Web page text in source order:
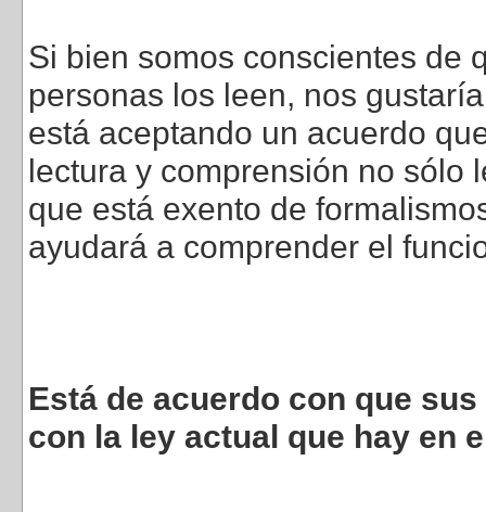
Si bien somos conscientes de
personas los leen, nos
está aceptando un acuerdo
lectura y comprensión no sólo
que está exento de
ayudará a comprender el
Está de acuerdo con que
con la ley actual que hay en